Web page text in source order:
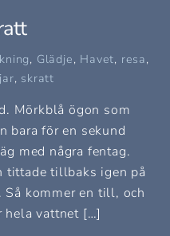
, Glädje, Havet, resa,
, skratt
Mörkblå ögon som
bara för en sekund
med några fentag.
tittade tillbaks igen på
kommer en till, och
hela vattnet […]